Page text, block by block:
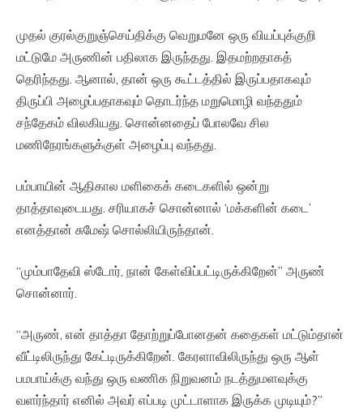
முதல் குரல்குறுஞ்செய்திக்கு வெறுமனே ஒரு வியப்புக்குறி
மட்டுமே அருணின் பதிலாக இருந்தது. இதமற்றதாகத்
தெரிந்தது. ஆனால், தான் ஒரு கூட்டத்தில் இருப்பதாகவும்
திருப்பி அழைப்பதாகவும் தொடர்ந்த மறுமொழி வந்ததும்
சந்தேகம் விலகியது. சொன்னதைப் போலவே சில
மணிநேரங்களுக்குள் அழைப்பு வந்தது.
பம்பாயின் ஆதிகால மளிகைக் கடைகளில் ஒன்று
தாத்தாவுடையது. சரியாகச் சொன்னால் ‘மக்களின் கடை’
எனத்தான் சுமேஷ் சொல்லியிருந்தான்.
“மும்பாதேவி ஸ்டோர், நான் கேள்விப்பட்டிருக்கிறேன்” அருண்
சொன்னார்.
“அருண், என் தாத்தா தோற்றுப்போனதன் கதைகள் மட்டும்தான்
வீட்டிலிருந்து கேட்டிருக்கிறேன். கேரளாவிலிருந்து ஒரு ஆள்
பமபாய்க்கு வந்து ஒரு வணிக நிறுவனம் நடத்துமளவுக்கு
வளர்ந்தார் எனில் அவர் எப்படி முட்டாளாக இருக்க முடியும்?”